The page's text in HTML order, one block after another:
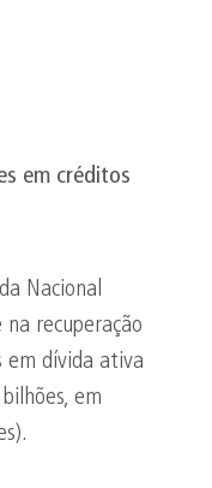
em créditos
Nacional
recuperação
em dívida ativa
em